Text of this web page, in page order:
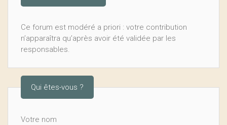
Ce forum est modéré a priori : votre contribution
n’apparaîtra qu’après avoir été validée par les
responsables.
Qui êtes-vous ?
Votre nom